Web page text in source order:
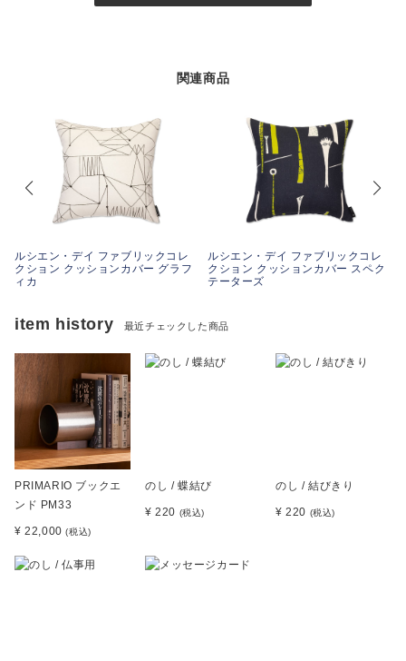
関連商品
ルシエン・デイ ファブリックコレ
クション クッションカバー グラフ
ィカ
ルシエン・デイ ファブリックコレ
クション クッションカバー スペク
テーターズ
item history 最近チェックした商品
PRIMARIO ブックエ
ンド PM33
¥ 22,000(税込)
のし / 蝶結び
¥ 220 (税込)
のし / 結びきり
¥ 220 (税込)